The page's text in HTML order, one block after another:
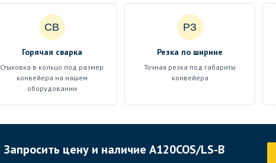
СВ
Горячая сварка
Стыковка в кольцо под размер
конвейера на нашем
оборудовании
РЗ
Резка по ширине
Точная резка под габариты
конвейера
Запросить цену и наличие A120COS/LS-B